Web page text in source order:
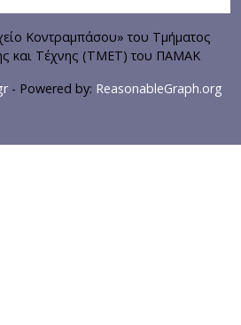
Κοντραμπάσου» του Τμήματος
και Τέχνης (ΤΜΕΤ) του ΠΑΜΑΚ
- Powered by: ReasonableGraph.org